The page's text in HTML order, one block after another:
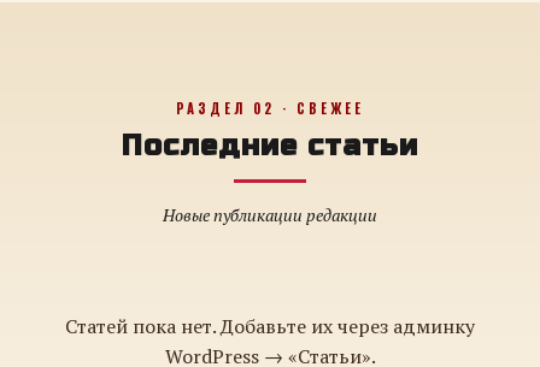
РАЗДЕЛ 02 · СВЕЖЕЕ
Последние статьи
Новые публикации редакции
Статей пока нет. Добавьте их через админку
WordPress → «Статьи».